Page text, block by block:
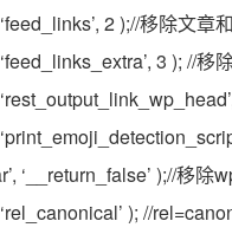
2 );//移除文章
3 ); //移
‘__return_false’ );//移除
); //